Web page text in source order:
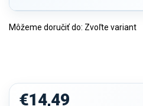
Môžeme doručiť do: Zvoľte variant
€14,49